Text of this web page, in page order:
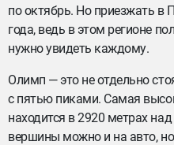
по октябрь. Но приезжать в
года, ведь в этом регионе
нужно увидеть каждому.
Олимп — это не отдельно
с пятью пиками. Самая
находится в 2920 метрах
вершины можно и на авто,